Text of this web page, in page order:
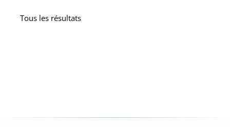
Tous les résultats